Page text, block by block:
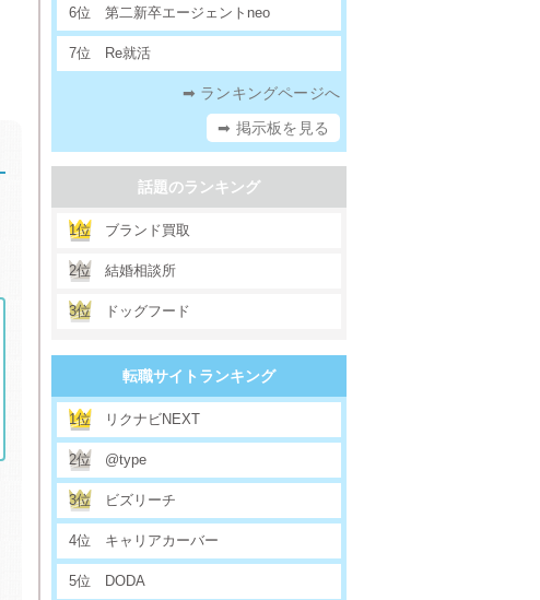
6位 第二新卒エージェントneo
7位 Re就活
➡ ランキングページへ
➡ 掲示板を見る
話題のランキング
1位 ブランド買取
2位 結婚相談所
3位 ドッグフード
転職サイトランキング
1位 リクナビNEXT
2位 @type
3位 ビズリーチ
4位 キャリアカーバー
5位 DODA